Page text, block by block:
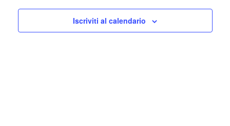
viste
Iscriviti al calendario